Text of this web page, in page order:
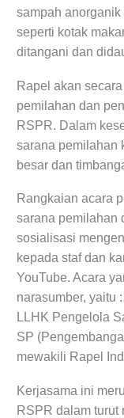
sampah
seperti kotak
ditangani dan
Rapel akan
pemilahan dan
RSPR. Dalam
sarana pemilahan
besar dan
Rangkaian acara
sarana pemilahan
sosialisasi
kepada staf dan
YouTube. Acara
narasumber, yaitu
LLHK Pengelola
SP
mewakili Rapel
Kerjasama ini
RSPR dalam